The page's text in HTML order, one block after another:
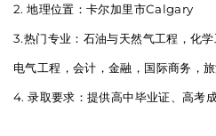
2. 地理位置：卡尔加里市Calgary
3.热门专业：石油与天然气工程，化
电气工程，会计，金融，国际商务，
4. 录取要求：提供高中毕业证、高考